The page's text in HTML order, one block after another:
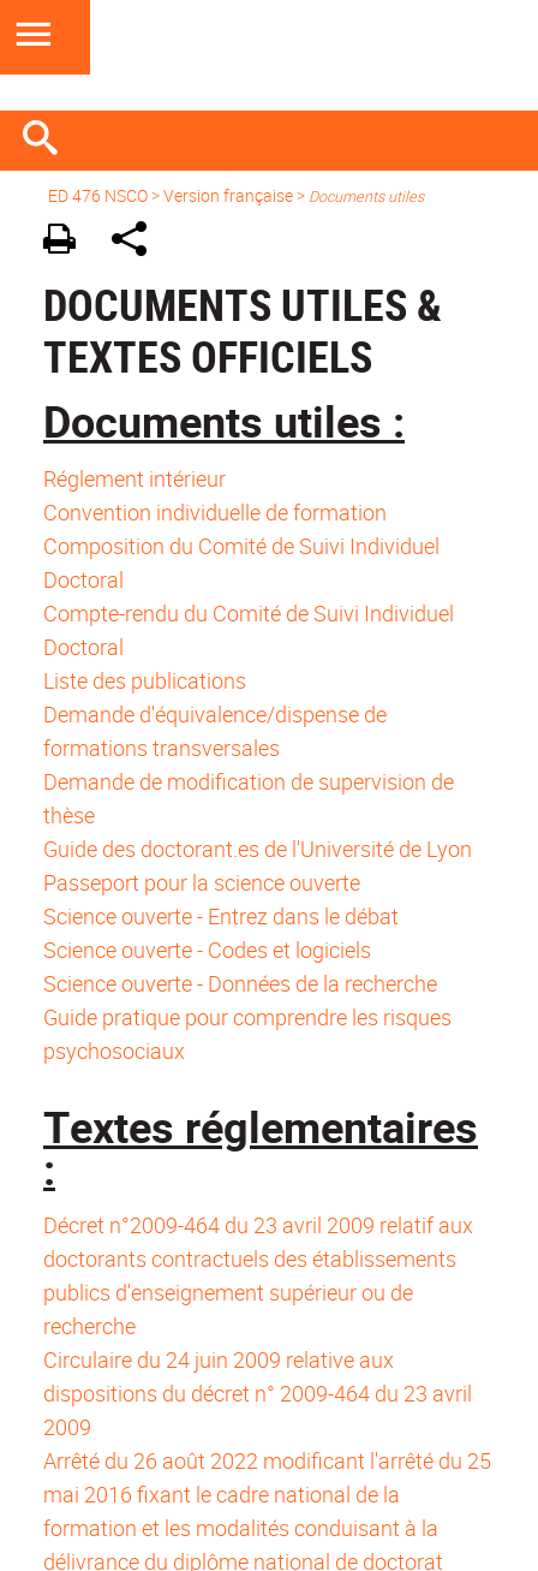
ED 476 NSCO>Version française> Documents utiles
DOCUMENTS UTILES &
TEXTES OFFICIELS
Documents utiles :
Réglement intérieur
Convention individuelle de formation
Composition du Comité de Suivi Individuel
Doctoral
Compte-rendu du Comité de Suivi Individuel
Doctoral
Liste des publications
Demande d'équivalence/dispense de
formations transversales
Demande de modification de supervision de
thèse
Guide des doctorant.es de l'Université de Lyon
Passeport pour la science ouverte
Science ouverte - Entrez dans le débat
Science ouverte - Codes et logiciels
Science ouverte - Données de la recherche
Guide pratique pour comprendre les risques
psychosociaux
Textes réglementaires
:
Décret n°2009-464 du 23 avril 2009 relatif aux
doctorants contractuels des établissements
publics d'enseignement supérieur ou de
recherche
Circulaire du 24 juin 2009 relative aux
dispositions du décret n° 2009-464 du 23 avril
2009
Arrêté du 26 août 2022 modificant l'arrêté du 25
mai 2016 fixant le cadre national de la
formation et les modalités conduisant à la
délivrance du diplôme national de doctorat